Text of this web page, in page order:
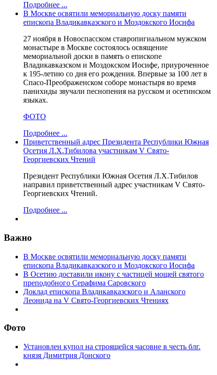
Подробнее ...
В Москве освятили мемориальную доску памяти
епископа Владикавказского и Моздокского Иосифа
27 ноября в Новоспасском ставропигиальном мужском
монастыре в Москве состоялось освящение
мемориальной доски в память о епископе
Владикавказском и Моздокском Иосифе, приуроченное
к 195-летию со дня его рождения. Впервые за 100 лет в
Спасо-Преображенском соборе монастыря во время
панихиды звучали песнопения на русском и осетинском
языках.
ФОТО
Подробнее ...
Приветственный адрес Президента Республики Южная
Осетия Л.Х.Тибилова участникам V Свято-
Георгиевских Чтений
Президент Республики Южная Осетия Л.Х.Тибилов
направил приветственный адрес участникам V Свято-
Георгиевских Чтений.
Подробнее ...
Важно
В Москве освятили мемориальную доску памяти
епископа Владикавказского и Моздокского Иосифа
В Осетию доставили икону с частицей мощей святого
преподобного Серафима Саровского
Доклад епископа Владикавказского и Аланского
Леонида на V Свято-Георгиевских Чтениях
Фото
Установлен купол на строящейся часовне в честь блг.
князя Димитрия Донского